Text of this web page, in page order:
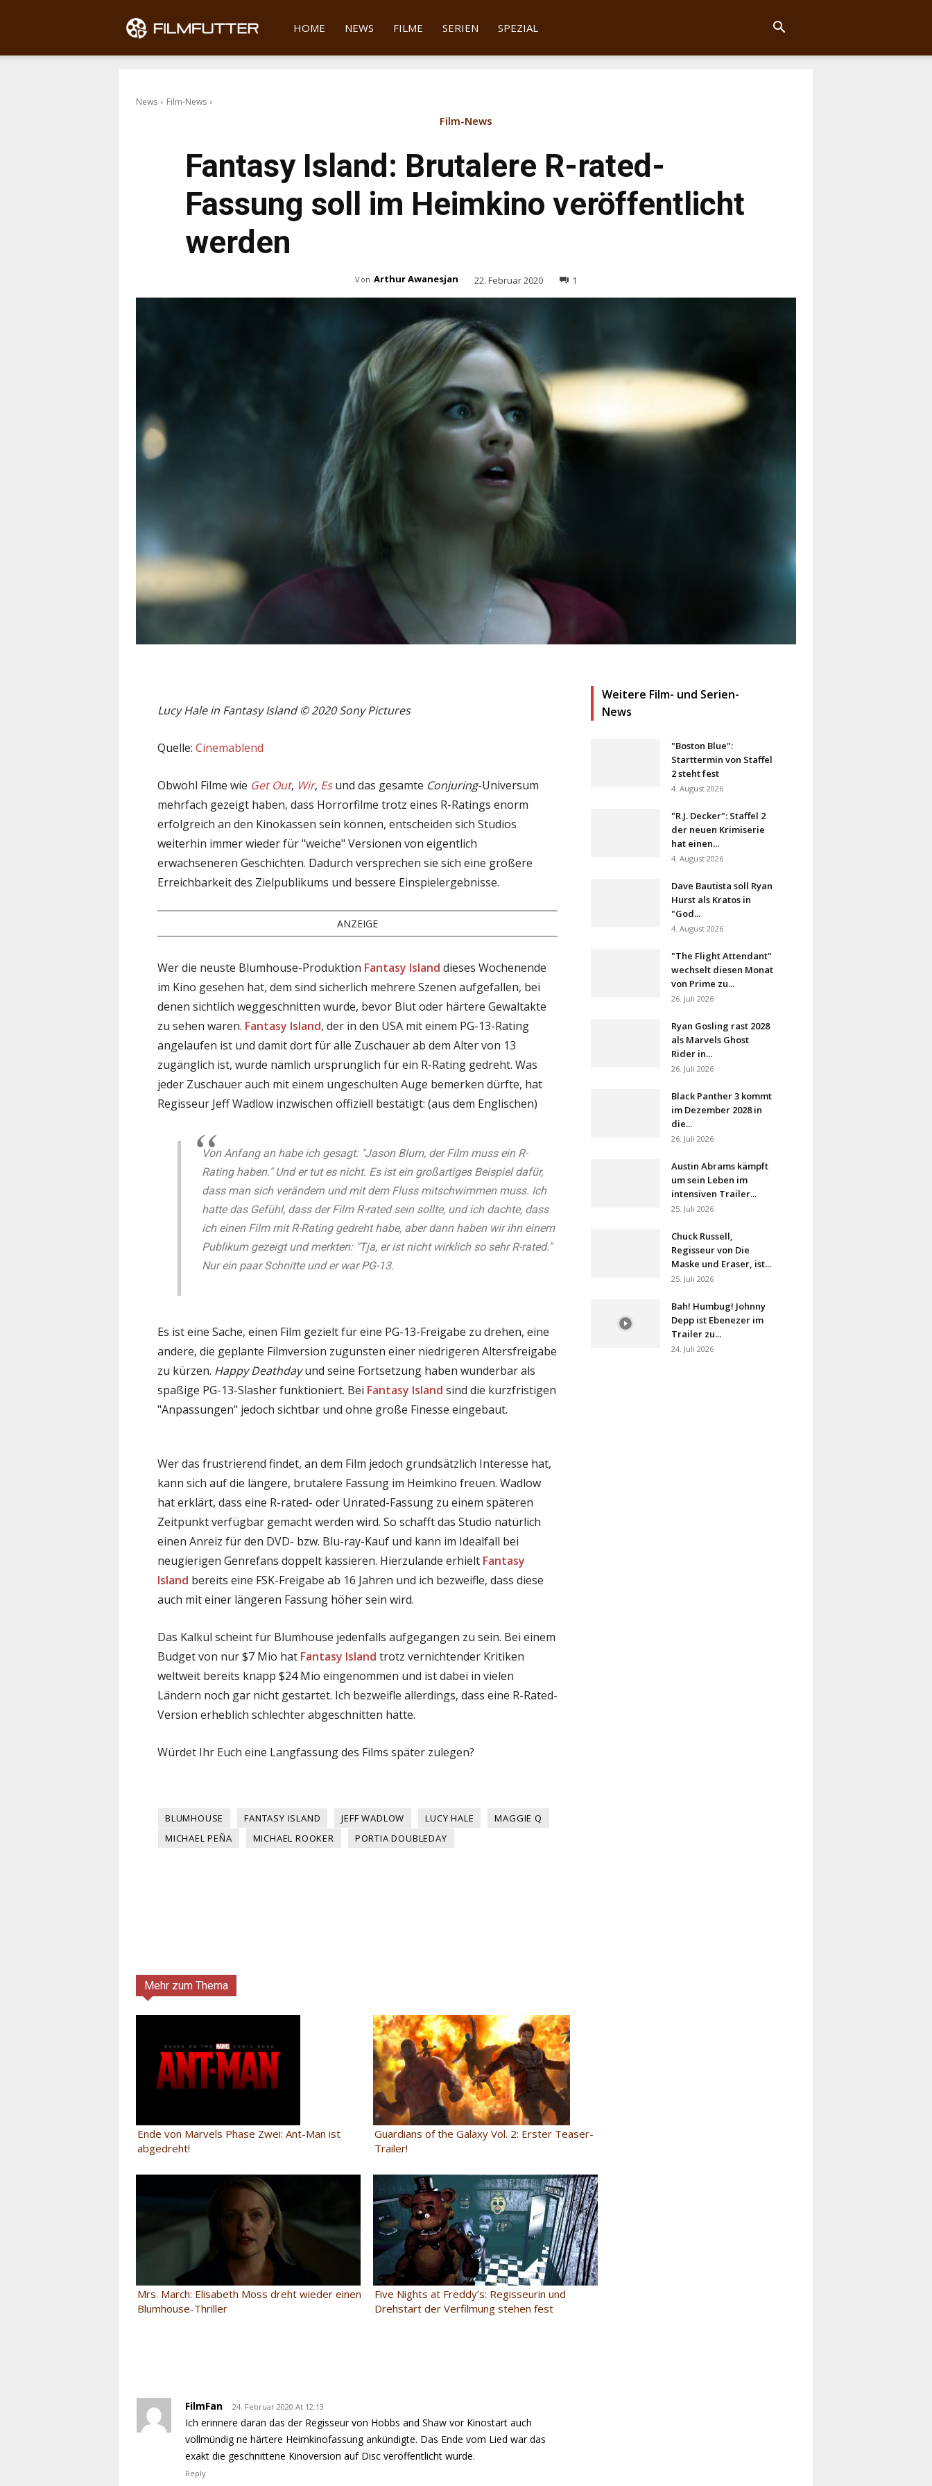
Filmfutter
HOME NEWS FILME SERIEN SPEZIAL
News Film-News
Film-News
Fantasy Island: Brutalere R-rated-
Fassung soll im Heimkino veröffentlicht
werden
Von Arthur Awanesjan 22. Februar 2020 1
Lucy Hale in Fantasy Island © 2020 Sony Pictures
Quelle: Cinemablend
Obwohl Filme wie Get Out, Wir, Esund das gesamte Conjuring-Universum
mehrfach gezeigt haben, dass Horrorfilme trotz eines R-Ratings enorm
erfolgreich an den Kinokassen sein können, entscheiden sich Studios
weiterhin immer wieder für "weiche" Versionen von eigentlich
erwachseneren Geschichten. Dadurch versprechen sie sich eine größere
Erreichbarkeit des Zielpublikums und bessere Einspielergebnisse.
ANZEIGE
Wer die neuste Blumhouse-Produktion Fantasy Island dieses Wochenende
im Kino gesehen hat, dem sind sicherlich mehrere Szenen aufgefallen, bei
denen sichtlich weggeschnitten wurde, bevor Blut oder härtere Gewaltakte
zu sehen waren. Fantasy Island, der in den USA mit einem PG-13-Rating
angelaufen ist und damit dort für alle Zuschauer ab dem Alter von 13
zugänglich ist, wurde nämlich ursprünglich für ein R-Rating gedreht. Was
jeder Zuschauer auch mit einem ungeschulten Auge bemerken dürfte, hat
Regisseur Jeff Wadlow inzwischen offiziell bestätigt: (aus dem Englischen)
Von Anfang an habe ich gesagt: "Jason Blum, der Film muss ein R-
Rating haben." Und er tut es nicht. Es ist ein großartiges Beispiel dafür,
dass man sich verändern und mit dem Fluss mitschwimmen muss. Ich
hatte das Gefühl, dass der Film R-rated sein sollte, und ich dachte, dass
ich einen Film mit R-Rating gedreht habe, aber dann haben wir ihn einem
Publikum gezeigt und merkten: "Tja, er ist nicht wirklich so sehr R-rated."
Nur ein paar Schnitte und er war PG-13.
Es ist eine Sache, einen Film gezielt für eine PG-13-Freigabe zu drehen, eine
andere, die geplante Filmversion zugunsten einer niedrigeren Altersfreigabe
zu kürzen. Happy Deathdayund seine Fortsetzung haben wunderbar als
spaßige PG-13-Slasher funktioniert. Bei Fantasy Island sind die kurzfristigen
"Anpassungen" jedoch sichtbar und ohne große Finesse eingebaut.
Wer das frustrierend findet, an dem Film jedoch grundsätzlich Interesse hat,
kann sich auf die längere, brutalere Fassung im Heimkino freuen. Wadlow
hat erklärt, dass eine R-rated- oder Unrated-Fassung zu einem späteren
Zeitpunkt verfügbar gemacht werden wird. So schafft das Studio natürlich
einen Anreiz für den DVD- bzw. Blu-ray-Kauf und kann im Idealfall bei
neugierigen Genrefans doppelt kassieren. Hierzulande erhielt Fantasy
Island bereits eine FSK-Freigabe ab 16 Jahren und ich bezweifle, dass diese
auch mit einer längeren Fassung höher sein wird.
Das Kalkül scheint für Blumhouse jedenfalls aufgegangen zu sein. Bei einem
Budget von nur $7 Mio hat Fantasy Island trotz vernichtender Kritiken
weltweit bereits knapp $24 Mio eingenommen und ist dabei in vielen
Ländern noch gar nicht gestartet. Ich bezweifle allerdings, dass eine R-Rated-
Version erheblich schlechter abgeschnitten hätte.
Würdet Ihr Euch eine Langfassung des Films später zulegen?
BLUMHOUSE FANTASY ISLAND JEFF WADLOW LUCY HALE
MAGGIE Q
MICHAEL PEÑA
MICHAEL ROOKER PORTIA DOUBLEDAY
Weitere Film- und Serien-
News
"Boston Blue":
Starttermin von Staffel
2 steht fest
4. August 2026
"R.J. Decker": Staffel 2
der neuen Krimiserie
hat einen...
4. August 2026
Dave Bautista soll Ryan
Hurst als Kratos in
"God...
4. August 2026
"The Flight Attendant"
wechselt diesen Monat
von Prime zu...
26. Juli 2026
Ryan Gosling rast 2028
als Marvels Ghost
Rider in...
26. Juli 2026
Black Panther 3 kommt
im Dezember 2028 in
die...
26. Juli 2026
Austin Abrams kämpft
um sein Leben im
intensiven Trailer...
25. Juli 2026
Chuck Russell,
Regisseur von Die
Maske und Eraser, ist...
25. Juli 2026
Bah! Humbug! Johnny
Depp ist Ebenezer im
Trailer zu...
24. Juli 2026
Mehr zum Thema
Ende von Marvels Phase Zwei: Ant-Man ist
abgedreht!
Guardians of the Galaxy Vol. 2: Erster Teaser-
Trailer!
Mrs. March: Elisabeth Moss dreht wieder einen
Blumhouse-Thriller
Five Nights at Freddy’s: Regisseurin und
Drehstart der Verfilmung stehen fest
FilmFan 24. Februar 2020 At 12:13
Ich erinnere daran das der Regisseur von Hobbs and Shaw vor Kinostart auch
vollmündig ne härtere Heimkinofassung ankündigte. Das Ende vom Lied war das
exakt die geschnittene Kinoversion auf Disc veröffentlicht wurde.
Reply